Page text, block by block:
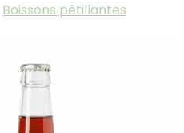
Boissons pétillantes